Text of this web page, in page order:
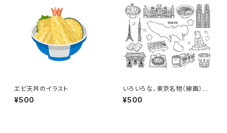
エビ天丼のイラスト
¥500
いろいろな、東京名物（線画）の
イラストセット
¥500